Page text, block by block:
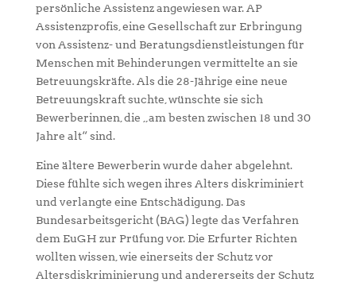
persönliche Assistenz angewiesen war. AP
Assistenzprofis, eine Gesellschaft zur Erbringung
von Assistenz- und Beratungsdienstleistungen für
Menschen mit Behinderungen vermittelte an sie
Betreuungskräfte. Als die 28-Jährige eine neue
Betreuungskraft suchte, wünschte sie sich
Bewerberinnen, die „am besten zwischen 18 und 30
Jahre alt“ sind.
Eine ältere Bewerberin wurde daher abgelehnt.
Diese fühlte sich wegen ihres Alters diskriminiert
und verlangte eine Entschädigung. Das
Bundesarbeitsgericht (BAG) legte das Verfahren
dem EuGH zur Prüfung vor. Die Erfurter Richten
wollten wissen, wie einerseits der Schutz vor
Altersdiskriminierung und andererseits der Schutz